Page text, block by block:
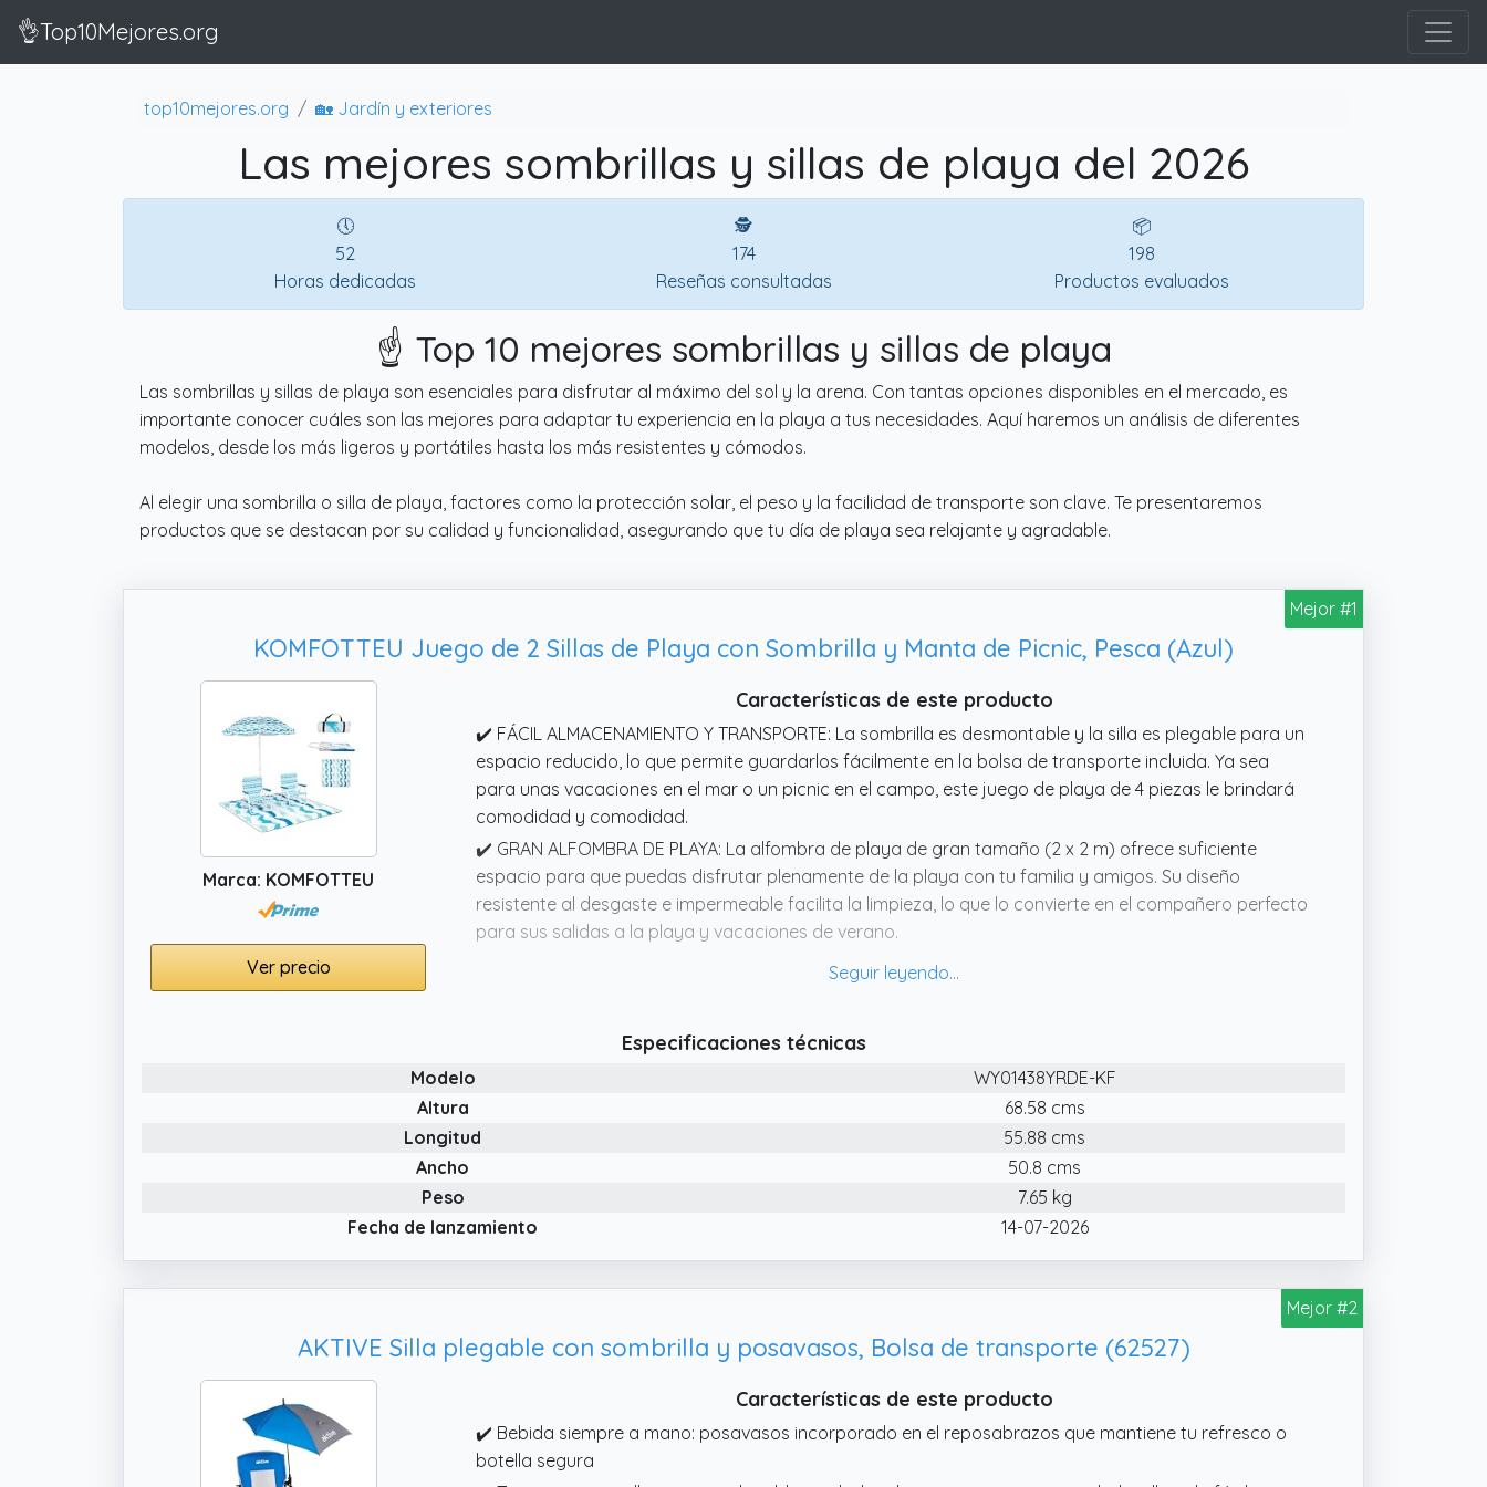
👌Top10Mejores.org
top10mejores.org 🏡 Jardín y exteriores
Las mejores sombrillas y sillas de playa del 2026
🕔
52
Horas dedicadas
🕵
174
Reseñas consultadas
📦
198
Productos evaluados
☝️ Top 10 mejores sombrillas y sillas de playa
Las sombrillas y sillas de playa son esenciales para disfrutar al máximo del sol y la arena. Con tantas opciones disponibles en el mercado, es
importante conocer cuáles son las mejores para adaptar tu experiencia en la playa a tus necesidades. Aquí haremos un análisis de diferentes
modelos, desde los más ligeros y portátiles hasta los más resistentes y cómodos.
Al elegir una sombrilla o silla de playa, factores como la protección solar, el peso y la facilidad de transporte son clave. Te presentaremos
productos que se destacan por su calidad y funcionalidad, asegurando que tu día de playa sea relajante y agradable.
Mejor #1
KOMFOTTEU Juego de 2 Sillas de Playa con Sombrilla y Manta de Picnic, Pesca (Azul)
Marca: KOMFOTTEU
Ver precio
Características de este producto
✔️ FÁCIL ALMACENAMIENTO Y TRANSPORTE: La sombrilla es desmontable y la silla es plegable para un
espacio reducido, lo que permite guardarlos fácilmente en la bolsa de transporte incluida. Ya sea
para unas vacaciones en el mar o un picnic en el campo, este juego de playa de 4 piezas le brindará
comodidad y comodidad.
✔️ GRAN ALFOMBRA DE PLAYA: La alfombra de playa de gran tamaño (2 x 2 m) ofrece suficiente
espacio para que puedas disfrutar plenamente de la playa con tu familia y amigos. Su diseño
resistente al desgaste e impermeable facilita la limpieza, lo que lo convierte en el compañero perfecto
para sus salidas a la playa y vacaciones de verano.
✔️ EXCELENTE PROTECCIÓN SOLAR: La sombrilla de playa con ángulo ajustable te permite ajustarla
que pueda disfrutar del sol con tranquilidad.
✔️ VERSÁTIL Y FUNCIONAL: Este conjunto de playa de 4 piezas incluye muchas características
prácticas que te permitirán disfrutar plenamente de tus momentos de relajación. Las sillas y la
sombrilla especialmente diseñados le ofrecen un cómodo espacio de descanso para relajarse y
✔️ DETALLES PRÁCTICOS: Las sillas de playa están dotadas de un marco metálico resistente y con un
revestimiento antioxidante duradero. El bolsillo de almacenamiento en la parte posterior de la silla le
Especificaciones técnicas
Modelo
WY01438YRDE-KF
Altura
68.58 cms
Longitud
55.88 cms
Ancho
50.8 cms
Peso
7.65 kg
Fecha de lanzamiento
14-07-2026
Mejor #2
AKTIVE Silla plegable con sombrilla y posavasos, Bolsa de transporte (62527)
Características de este producto
✔️ Bebida siempre a mano: posavasos incorporado en el reposabrazos que mantiene tu refresco o
botella segura